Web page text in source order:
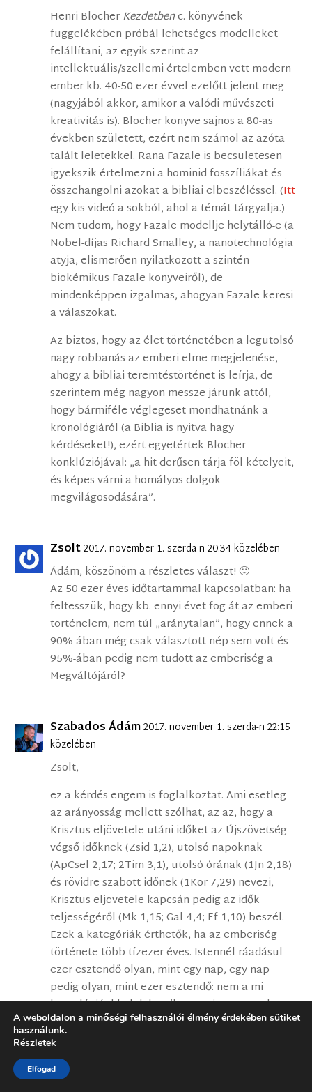
Henri BlocherKezdetbenc. könyvének
függelékében próbál lehetséges modelleket
felállítani, az egyik szerint az
intellektuális/szellemi értelemben vett modern
ember kb. 40-50 ezer évvel ezelőtt jelent meg
(nagyjából akkor, amikor a valódi művészeti
kreativitás is). Blocher könyve sajnos a 80-as
években született, ezért nem számol az azóta
talált leletekkel. Rana Fazale is becsületesen
igyekszik értelmezni a hominid fosszíliákat és
összehangolni azokat a bibliai elbeszéléssel. (Itt
egy kis videó a sokból, ahol a témát tárgyalja.)
Nem tudom, hogy Fazale modellje helytálló-e (a
Nobel-díjas Richard Smalley, a nanotechnológia
atyja, elismerően nyilatkozott a szintén
biokémikus Fazale könyveiről), de
mindenképpen izgalmas, ahogyan Fazale keresi
a válaszokat.
Az biztos, hogy az élet történetében a legutolsó
nagy robbanás az emberi elme megjelenése,
ahogy a bibliai teremtéstörténet is leírja, de
szerintem még nagyon messze járunk attól,
hogy bármiféle véglegeset mondhatnánk a
kronológiáról (a Biblia is nyitva hagy
kérdéseket!), ezért egyetértek Blocher
konklúziójával: „a hit derűsen tárja föl kételyeit,
és képes várni a homályos dolgok
megvilágosodására”.
Zsolt2017. november 1. szerda-n 20:34 közelében
Ádám, köszönöm a részletes választ! 🙂
Az 50 ezer éves időtartammal kapcsolatban: ha
feltesszük, hogy kb. ennyi évet fog át az emberi
történelem, nem túl „aránytalan”, hogy ennek a
90%-ában még csak választott nép sem volt és
95%-ában pedig nem tudott az emberiség a
Megváltójáról?
Szabados Ádám2017. november 1. szerda-n 22:15
közelében
Zsolt,
ez a kérdés engem is foglalkoztat. Ami esetleg
az arányosság mellett szólhat, az az, hogy a
Krisztus eljövetele utáni időket az Újszövetség
végső időknek (Zsid 1,2), utolsó napoknak
(ApCsel 2,17; 2Tim 3,1), utolsó órának (1Jn 2,18)
és rövidre szabott időnek (1Kor 7,29) nevezi,
Krisztus eljövetele kapcsán pedig az idők
teljességéről (Mk 1,15; Gal 4,4; Ef 1,10) beszél.
Ezek a kategóriák érthetők, ha az emberiség
története több tízezer éves. Istennél ráadásul
ezer esztendő olyan, mint egy nap, egy nap
pedig olyan, mint ezer esztendő: nem a mi
kronológiánkkal dolgozik. De nyitott vagyok
más konklúziókra is.
Zsolt
A weboldalon a minőségi felhasználói élmény érdekében sütiket
használunk.
Részletek
Elfogad